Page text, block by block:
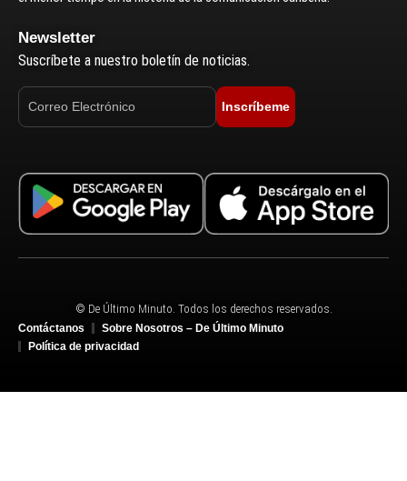
Newsletter
Suscríbete a nuestro boletín de noticias.
Inscríbeme
© De Último Minuto. Todos los derechos reservados.
Contáctanos
Sobre Nosotros – De Último Minuto
Política de privacidad